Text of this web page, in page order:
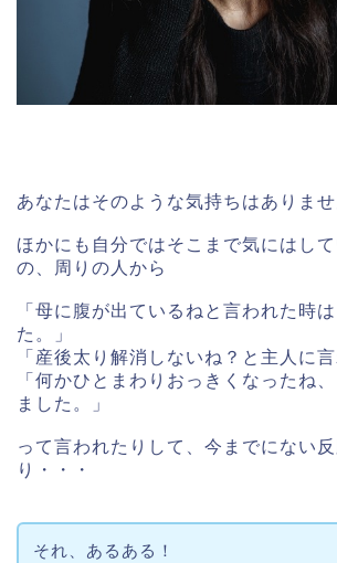
あなたはそのような気持ちはありませ
ほかにも自分ではそこまで気にはし
の、周りの人から
「母に腹が出ているねと言われた時
た。」
「産後太り解消しないね？と主人に
「何かひとまわりおっきくなったね
ました。」
って言われたりして、今までにない
り・・・
それ、あるある！